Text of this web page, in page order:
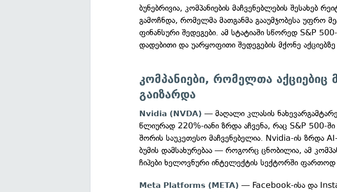
ბუნებრივია, კომპანიების მაჩვენებლების შესახებ
გამოჩნდა, რომელმა მათგანმა გააუმჯობესა უფრო
ფინანსური შედეგები. ამ სტატიაში სწორედ S&P
დადებითი და უარყოფითი შედეგების მქონე აქციებზე
კომპანიები, რომელთა აქციებიც
გაიზარდა
Nvidia (NVDA) — მაღალი კლასის
წლიურად 220%-იანი ზრდა აჩვენა, რაც S&P 500-
შორის საუკეთესო მაჩვენებელია. Nvidia-ის ზრდა
ბუმის დამსახურებაა — როგორც ცნობილია, ამ
ჩიპები ხელოვნური ინტელექტის სექტორში ფართოდ
Meta Platforms (META) — Facebook-ისა და